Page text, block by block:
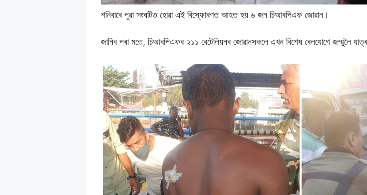
শনিবাৰে পুৱা সংঘটিত হোৱা এই বিস্ফোৰণত আহত হয় ৬ জন চিআৰপিএফ জোৱান।
জানিব পৰা মতে, চিআৰপিএফৰ ২১১ বেটেলিয়নৰ জোৱানসকলে এখন বিশেষ ৰেলযোগে জম্মুলৈ